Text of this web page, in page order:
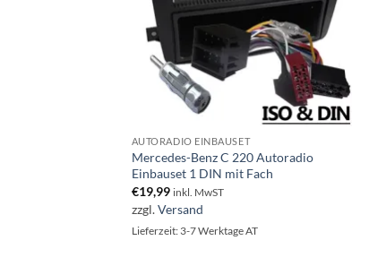
AUTORADIO EINBAUSET
Mercedes-Benz C 220 Autoradio
Einbauset 1 DIN mit Fach
€19,99 inkl. MwST
zzgl.Versand
Lieferzeit: 3-7 Werktage AT